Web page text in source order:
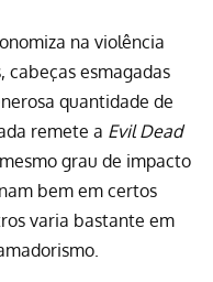
na violência
cabeças esmagadas
quantidade de
remete a Evil Dead
grau de impacto
bem em certos
varia bastante em